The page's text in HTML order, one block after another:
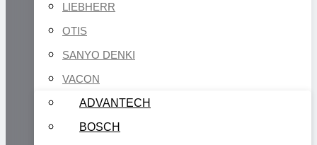
LIEBHERR
OTIS
SANYO DENKI
VACON
ADVANTECH
BOSCH